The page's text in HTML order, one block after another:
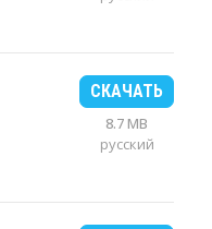
СКАЧАТЬ
8.7 MB
русский